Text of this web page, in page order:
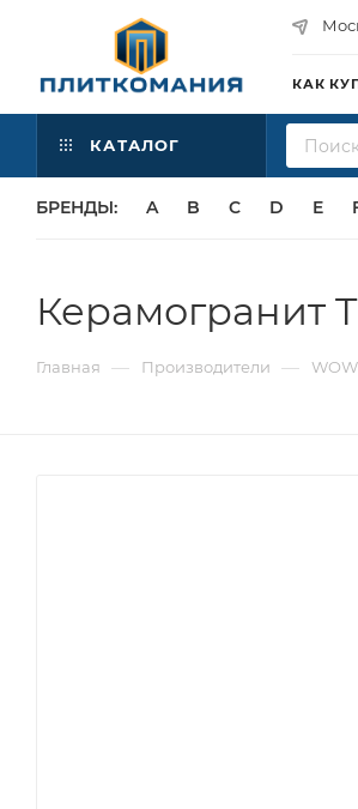
КАК
КАТАЛОГ
БРЕНДЫ: A B C D E
Керамогранит
Главная — Производители —